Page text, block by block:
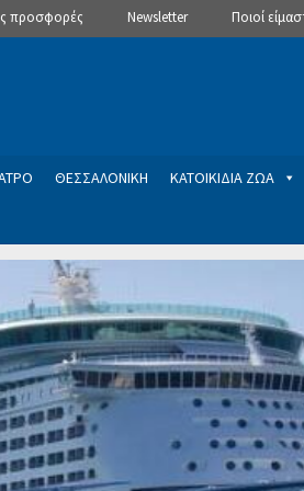
προσφορές Newsletter Ποιοί
ΘΕΣΣΑΛΟΝΙΚΗ ΚΑΤΟΙΚΙΔΙΑ ΖΩΑ
Newsletter
του Dealistas.grΕπικοινωνία